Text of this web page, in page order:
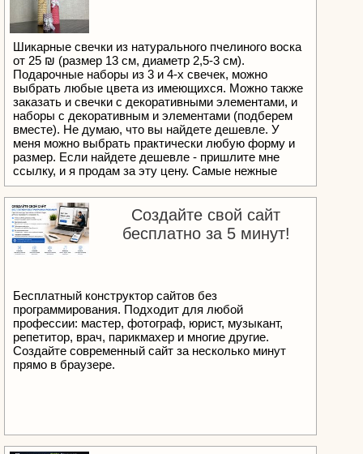
Шикарные свечки из натурального пчелиного воска
от 25 ₪ (размер 13 см, диаметр 2,5-3 см).
Подарочные наборы из 3 и 4-х свечек, можно
выбрать любые цвета из имеющихся. Можно также
заказать и свечки с декоративными элементами, и
наборы с декоративным и элементами (подберем
вместе). Не думаю, что вы найдете дешевле. У
меня можно выбрать практически любую форму и
размер. Если найдете дешевле - пришлите мне
ссылку, и я продам за эту цену. Самые нежные
цвета очень быстро разбирают. Торопитесь
https://www.instagram.com/candy_candles_israel/
Подписывайтесь, чтобы не пропустить акции по
свечам Тел +972533014684 WhatsApp +79772663605
Создайте свой сайт
бесплатно за 5 минут!
Бесплатный конструктор сайтов без
программирования. Подходит для любой
профессии: мастер, фотограф, юрист, музыкант,
репетитор, врач, парикмахер и многие другие.
Создайте современный сайт за несколько минут
прямо в браузере.